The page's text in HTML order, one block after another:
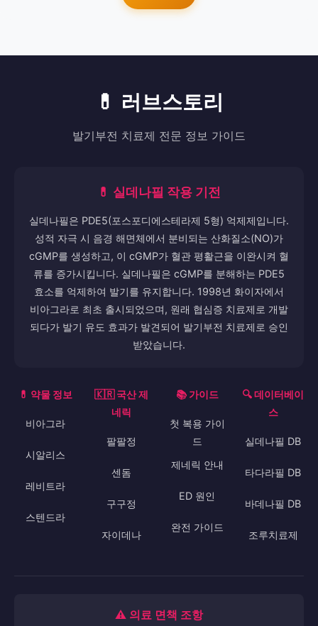
💊 러브스토리
발기부전 치료제 전문 정보 가이드
💊 실데나필 작용 기전
실데나필은 PDE5(포스포디에스테라제 5형) 억제제입니다.
성적 자극 시 음경 해면체에서 분비되는 산화질소(NO)가
cGMP를 생성하고, 이 cGMP가 혈관 평활근을 이완시켜 혈
류를 증가시킵니다. 실데나필은 cGMP를 분해하는 PDE5
효소를 억제하여 발기를 유지합니다. 1998년 화이자에서
비아그라로 최초 출시되었으며, 원래 협심증 치료제로 개발
되다가 발기 유도 효과가 발견되어 발기부전 치료제로 승인
받았습니다.
💊 약물 정보
비아그라
시알리스
레비트라
스텐드라
🇰🇷 국산 제
네릭
팔팔정
센돔
구구정
자이데나
📚 가이드
첫 복용 가이
드
제네릭 안내
ED 원인
완전 가이드
🔍 데이터베이
스
실데나필 DB
타다라필 DB
바데나필 DB
조루치료제
⚠️ 의료 면책 조항